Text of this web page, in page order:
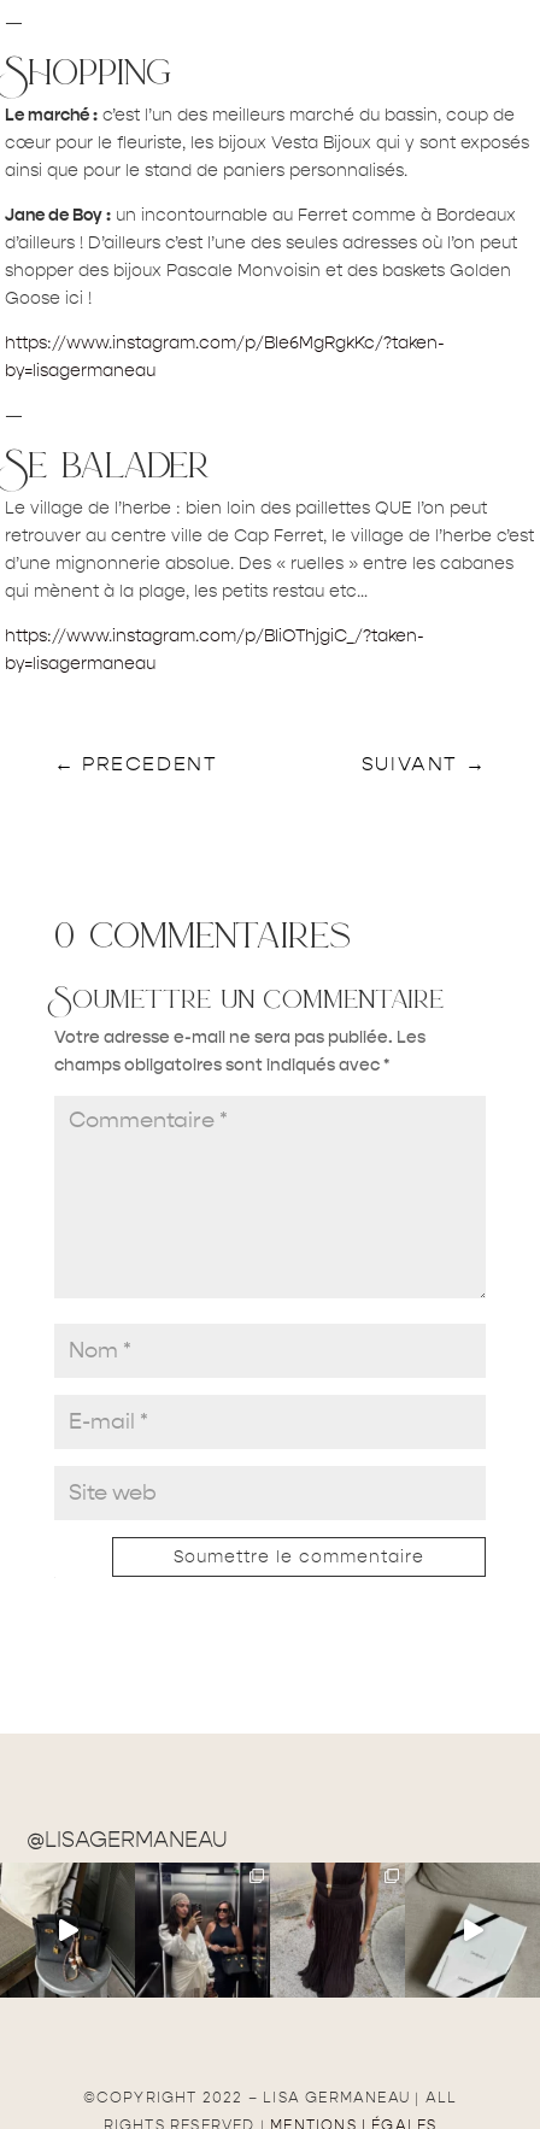
—
Shopping
Le marché : c’est l’un des meilleurs marché du bassin, coup de
cœur pour le fleuriste, les bijoux Vesta Bijoux qui y sont exposés
ainsi que pour le stand de paniers personnalisés.
Jane de Boy : un incontournable au Ferret comme à Bordeaux
d’ailleurs ! D’ailleurs c’est l’une des seules adresses où l’on peut
shopper des bijoux Pascale Monvoisin et des baskets Golden
Goose ici !
https://www.instagram.com/p/BIe6MgRgkKc/?taken-
by=lisagermaneau
—
Se balader
Le village de l’herbe : bien loin des paillettes QUE l’on peut
retrouver au centre ville de Cap Ferret, le village de l’herbe c’est
d’une mignonnerie absolue. Des « ruelles » entre les cabanes
qui mènent à la plage, les petits restau etc…
https://www.instagram.com/p/BIiOThjgiC_/?taken-
by=lisagermaneau
← PRECEDENT SUIVANT →
0 commentaires
Soumettre un commentaire
Votre adresse e-mail ne sera pas publiée. Les
champs obligatoires sont indiqués avec*
Soumettre le commentaire
@LISAGERMANEAU
©COPYRIGHT 2022 – LISA GERMANEAU | ALL